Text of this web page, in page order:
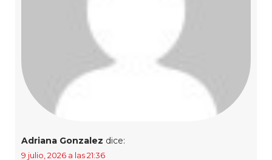
Adriana Gonzalez dice:
9 julio, 2026 a las 21:36